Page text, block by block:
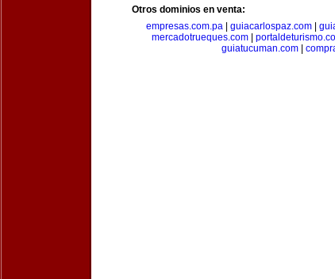
Otros dominios en venta:
empresas.com.pa| guiacarlospaz.com|
mercadotrueques.com|
guiatucuman.com